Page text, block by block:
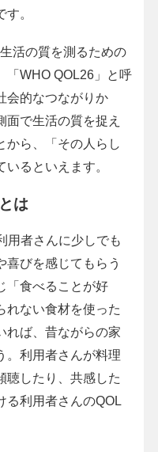
。
活の質を測るための
「WHO QOL26」と呼
会的なつながりか
面で生活の質を捉え
から、「その人らし
るといえます。
は
用者さんに少しでも
喜びを感じてもらう
「食べることが好
れない食材を使った
れば、昔ながらの家
。利用者さんが料理
聴したり、共感した
る利用者さんのQOL